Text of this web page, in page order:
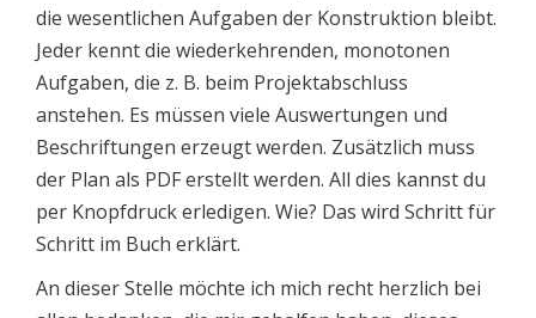
die wesentlichen Aufgaben der Konstruktion bleibt.
Jeder kennt die wiederkehrenden, monotonen
Aufgaben, die z. B. beim Projektabschluss
anstehen. Es müssen viele Auswertungen und
Beschriftungen erzeugt werden. Zusätzlich muss
der Plan als PDF erstellt werden. All dies kannst du
per Knopfdruck erledigen. Wie? Das wird Schritt für
Schritt im Buch erklärt.
An dieser Stelle möchte ich mich recht herzlich bei